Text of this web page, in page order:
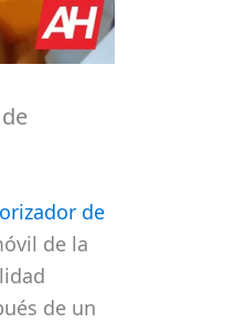
de
de la
de un